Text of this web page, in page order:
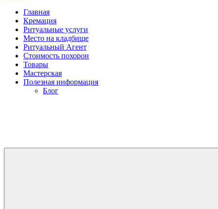
Главная
Кремация
Ритуальные услуги
Место на кладбище
Ритуальный Агент
Стоимость похорон
Товары
Мастерская
Полезная информация
Блог